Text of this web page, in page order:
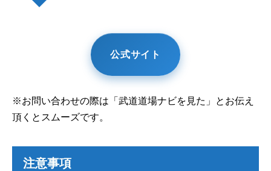
公式サイト
※お問い合わせの際は「武道道場ナビを見た」とお伝え
頂くとスムーズです。
注意事項